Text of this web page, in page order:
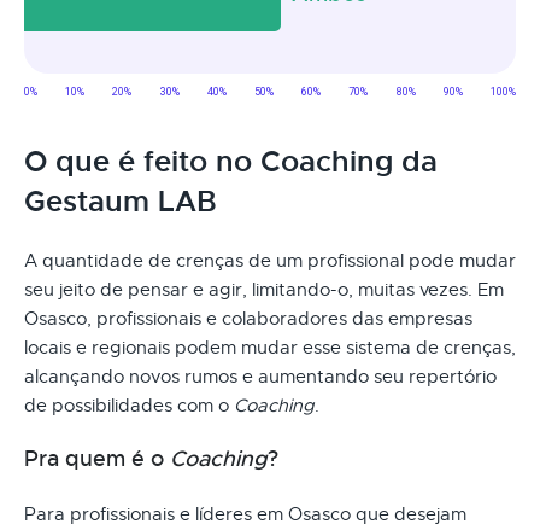
O que é feito no Coaching da
Gestaum LAB
A quantidade de crenças de um profissional pode mudar
seu jeito de pensar e agir, limitando-o, muitas vezes. Em
Osasco, profissionais e colaboradores das empresas
locais e regionais podem mudar esse sistema de crenças,
alcançando novos rumos e aumentando seu repertório
de possibilidades com o Coaching.
Pra quem é o Coaching?
Para profissionais e líderes em Osasco que desejam